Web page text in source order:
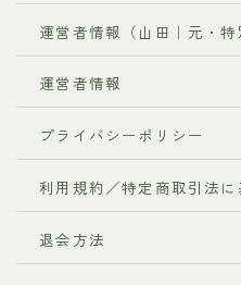
運営者情報（山田｜元・特
運営者情報
プライバシーポリシー
利用規約／特定商取引法
退会方法